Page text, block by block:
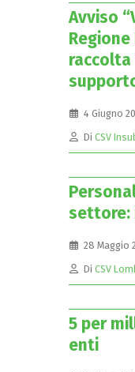
Avviso
4 Giugno
Di CSV
settore:
28 Maggio
Di CSV
5 per
enti